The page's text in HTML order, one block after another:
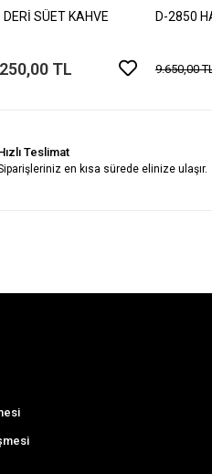
SÜET KAHVE
TL
D-2850
9.650,00
Teslimat
en kısa sürede elinize ulaşır.